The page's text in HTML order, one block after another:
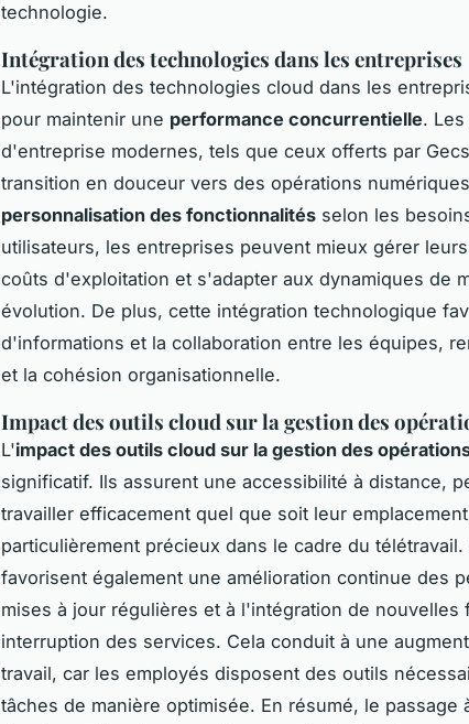
technologie.
Intégration des technologies dans les entreprises
L'intégration des technologies cloud dans les
pour maintenir une performance concurrentielle.
d'entreprise modernes, tels que ceux offerts par
transition en douceur vers des opérations
personnalisation des fonctionnalités selon les
utilisateurs, les entreprises peuvent mieux gérer
coûts d'exploitation et s'adapter aux dynamiques de
évolution. De plus, cette intégration technologique
d'informations et la collaboration entre les équipes,
et la cohésion organisationnelle.
Impact des outils cloud sur la gestion des
L'impact des outils cloud sur la gestion des
significatif. Ils assurent une accessibilité à distance,
travailler efficacement quel que soit leur
particulièrement précieux dans le cadre du
favorisent également une amélioration continue des
mises à jour régulières et à l'intégration de nouvelles
interruption des services. Cela conduit à une
travail, car les employés disposent des outils
tâches de manière optimisée. En résumé, le passage